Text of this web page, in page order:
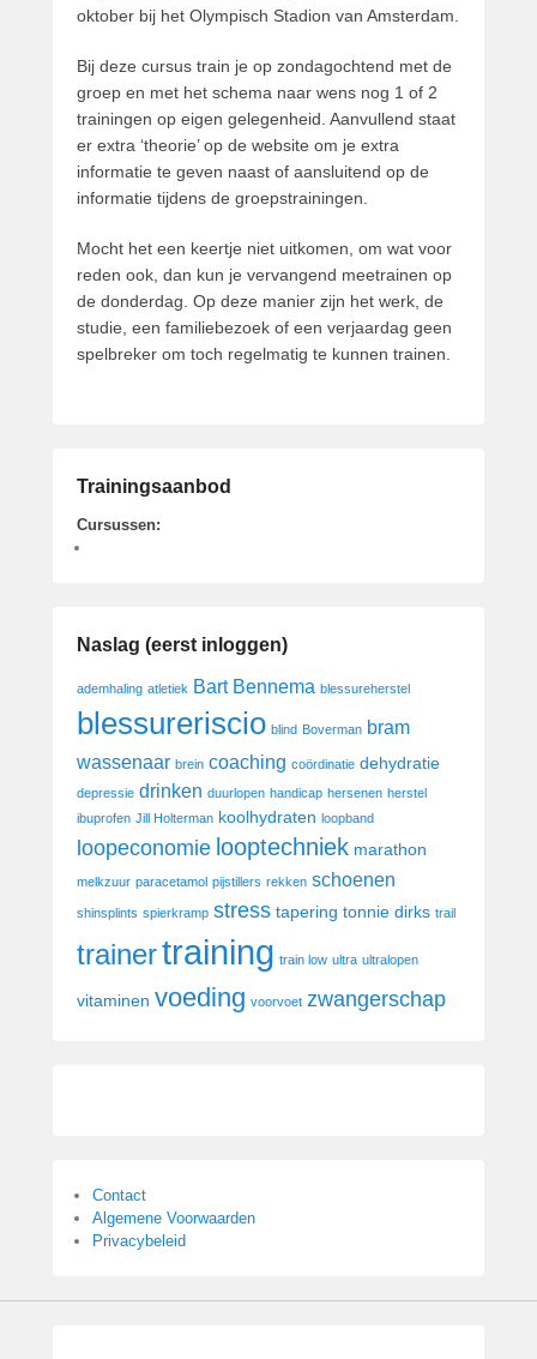
oktober bij het Olympisch Stadion van Amsterdam.
Bij deze cursus train je op zondagochtend met de
groep en met het schema naar wens nog 1 of 2
trainingen op eigen gelegenheid. Aanvullend staat
er extra ‘theorie’ op de website om je extra
informatie te geven naast of aansluitend op de
informatie tijdens de groepstrainingen.
Mocht het een keertje niet uitkomen, om wat voor
reden ook, dan kun je vervangend meetrainen op
de donderdag. Op deze manier zijn het werk, de
studie, een familiebezoek of een verjaardag geen
spelbreker om toch regelmatig te kunnen trainen.
Trainingsaanbod
Cursussen:
Naslag (eerst inloggen)
ademhaling atletiek Bart Bennema blessureherstel
blessureriscio blind Boverman bram
wassenaar brein coaching coördinatie dehydratie
depressie drinken duurlopen handicap hersenen herstel
ibuprofen Jill Holterman koolhydraten loopband
loopeconomie looptechniek marathon
melkzuur paracetamol pijstillers rekken schoenen
shinsplints spierkramp stress tapering tonnie dirks trail
trainertraining train low ultra ultralopen
vitaminen voeding voorvoet zwangerschap
Contact
Algemene Voorwaarden
Privacybeleid